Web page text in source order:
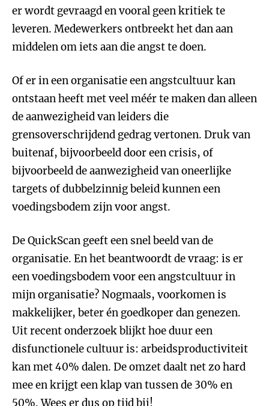
er wordt gevraagd en vooral geen kritiek te
leveren. Medewerkers ontbreekt het dan aan
middelen om iets aan die angst te doen.
Of er in een organisatie een angstcultuur kan
ontstaan heeft met veel méér te maken dan alleen
de aanwezigheid van leiders die
grensoverschrijdend gedrag vertonen. Druk van
buitenaf, bijvoorbeeld door een crisis, of
bijvoorbeeld de aanwezigheid van oneerlijke
targets of dubbelzinnig beleid kunnen een
voedingsbodem zijn voor angst.
De QuickScan geeft een snel beeld van de
organisatie. En het beantwoordt de vraag: is er
een voedingsbodem voor een angstcultuur in
mijn organisatie? Nogmaals, voorkomen is
makkelijker, beter én goedkoper dan genezen.
Uit recent onderzoek blijkt hoe duur een
disfunctionele cultuur is: arbeidsproductiviteit
kan met 40% dalen. De omzet daalt net zo hard
mee en krijgt een klap van tussen de 30% en
50%. Wees er dus op tijd bij!